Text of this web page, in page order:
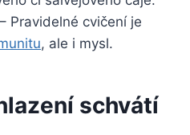
– Pravidelné cvičení je
, ale i mysl.
schvátí